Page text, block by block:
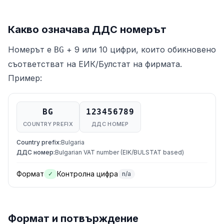
Какво означава ДДС номерът
Номерът е BG + 9 или 10 цифри, които обикновено
съответстват на ЕИК/Булстат на фирмата.
Пример:
BG
COUNTRY PREFIX
123456789
ДДС НОМЕР
Country prefix:Bulgaria
ДДС номер:Bulgarian VAT number (EIK/BULSTAT based)
Формат ✓ Контролна цифра n/a
Формат и потвърждение